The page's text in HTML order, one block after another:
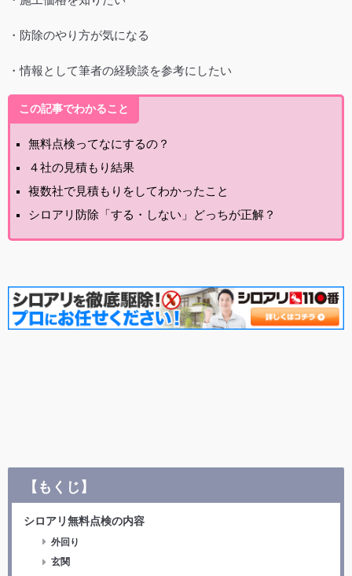
・防除のやり方が気になる
・情報として筆者の経験談を参考にしたい
この記事でわかること
無料点検ってなにするの？
４社の見積もり結果
複数社で見積もりをしてわかったこと
シロアリ防除「する・しない」どっちが正解？
【もくじ】
シロアリ無料点検の内容
外回り
玄関